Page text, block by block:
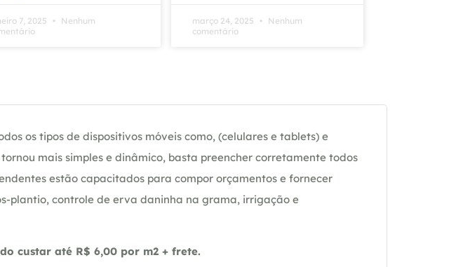
7, 2025
Nenhum
março 24, 2025
Nenhum
comentário
os tipos de dispositivos móveis como, (celulares e tablets) e
mais simples e dinâmico, basta preencher corretamente todos
estão capacitados para compor orçamentos e fornecer
plantio, controle de erva daninha na grama, irrigação e
custar até R$ 6,00 por m2 + frete.